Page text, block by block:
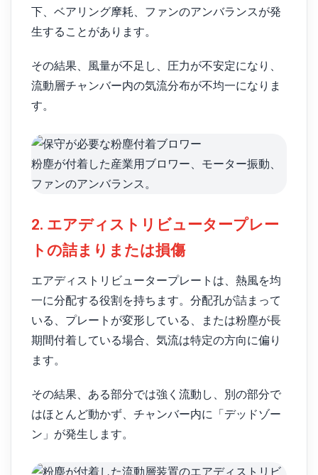
下、ベアリング摩耗、ファンのアンバランスが発
生することがあります。
その結果、風量が不足し、圧力が不安定になり、
流動層チャンバー内の気流分布が不均一になりま
す。
粉塵が付着した産業用ブロワー、モーター振動、
ファンのアンバランス。
2. エアディストリビュータープレー
トの詰まりまたは損傷
エアディストリビュータープレートは、熱風を均
一に分配する役割を持ちます。分配孔が詰まって
いる、プレートが変形している、または粉塵が長
期間付着している場合、気流は特定の方向に偏り
ます。
その結果、ある部分では強く流動し、別の部分で
はほとんど動かず、チャンバー内に「デッドゾー
ン」が発生します。